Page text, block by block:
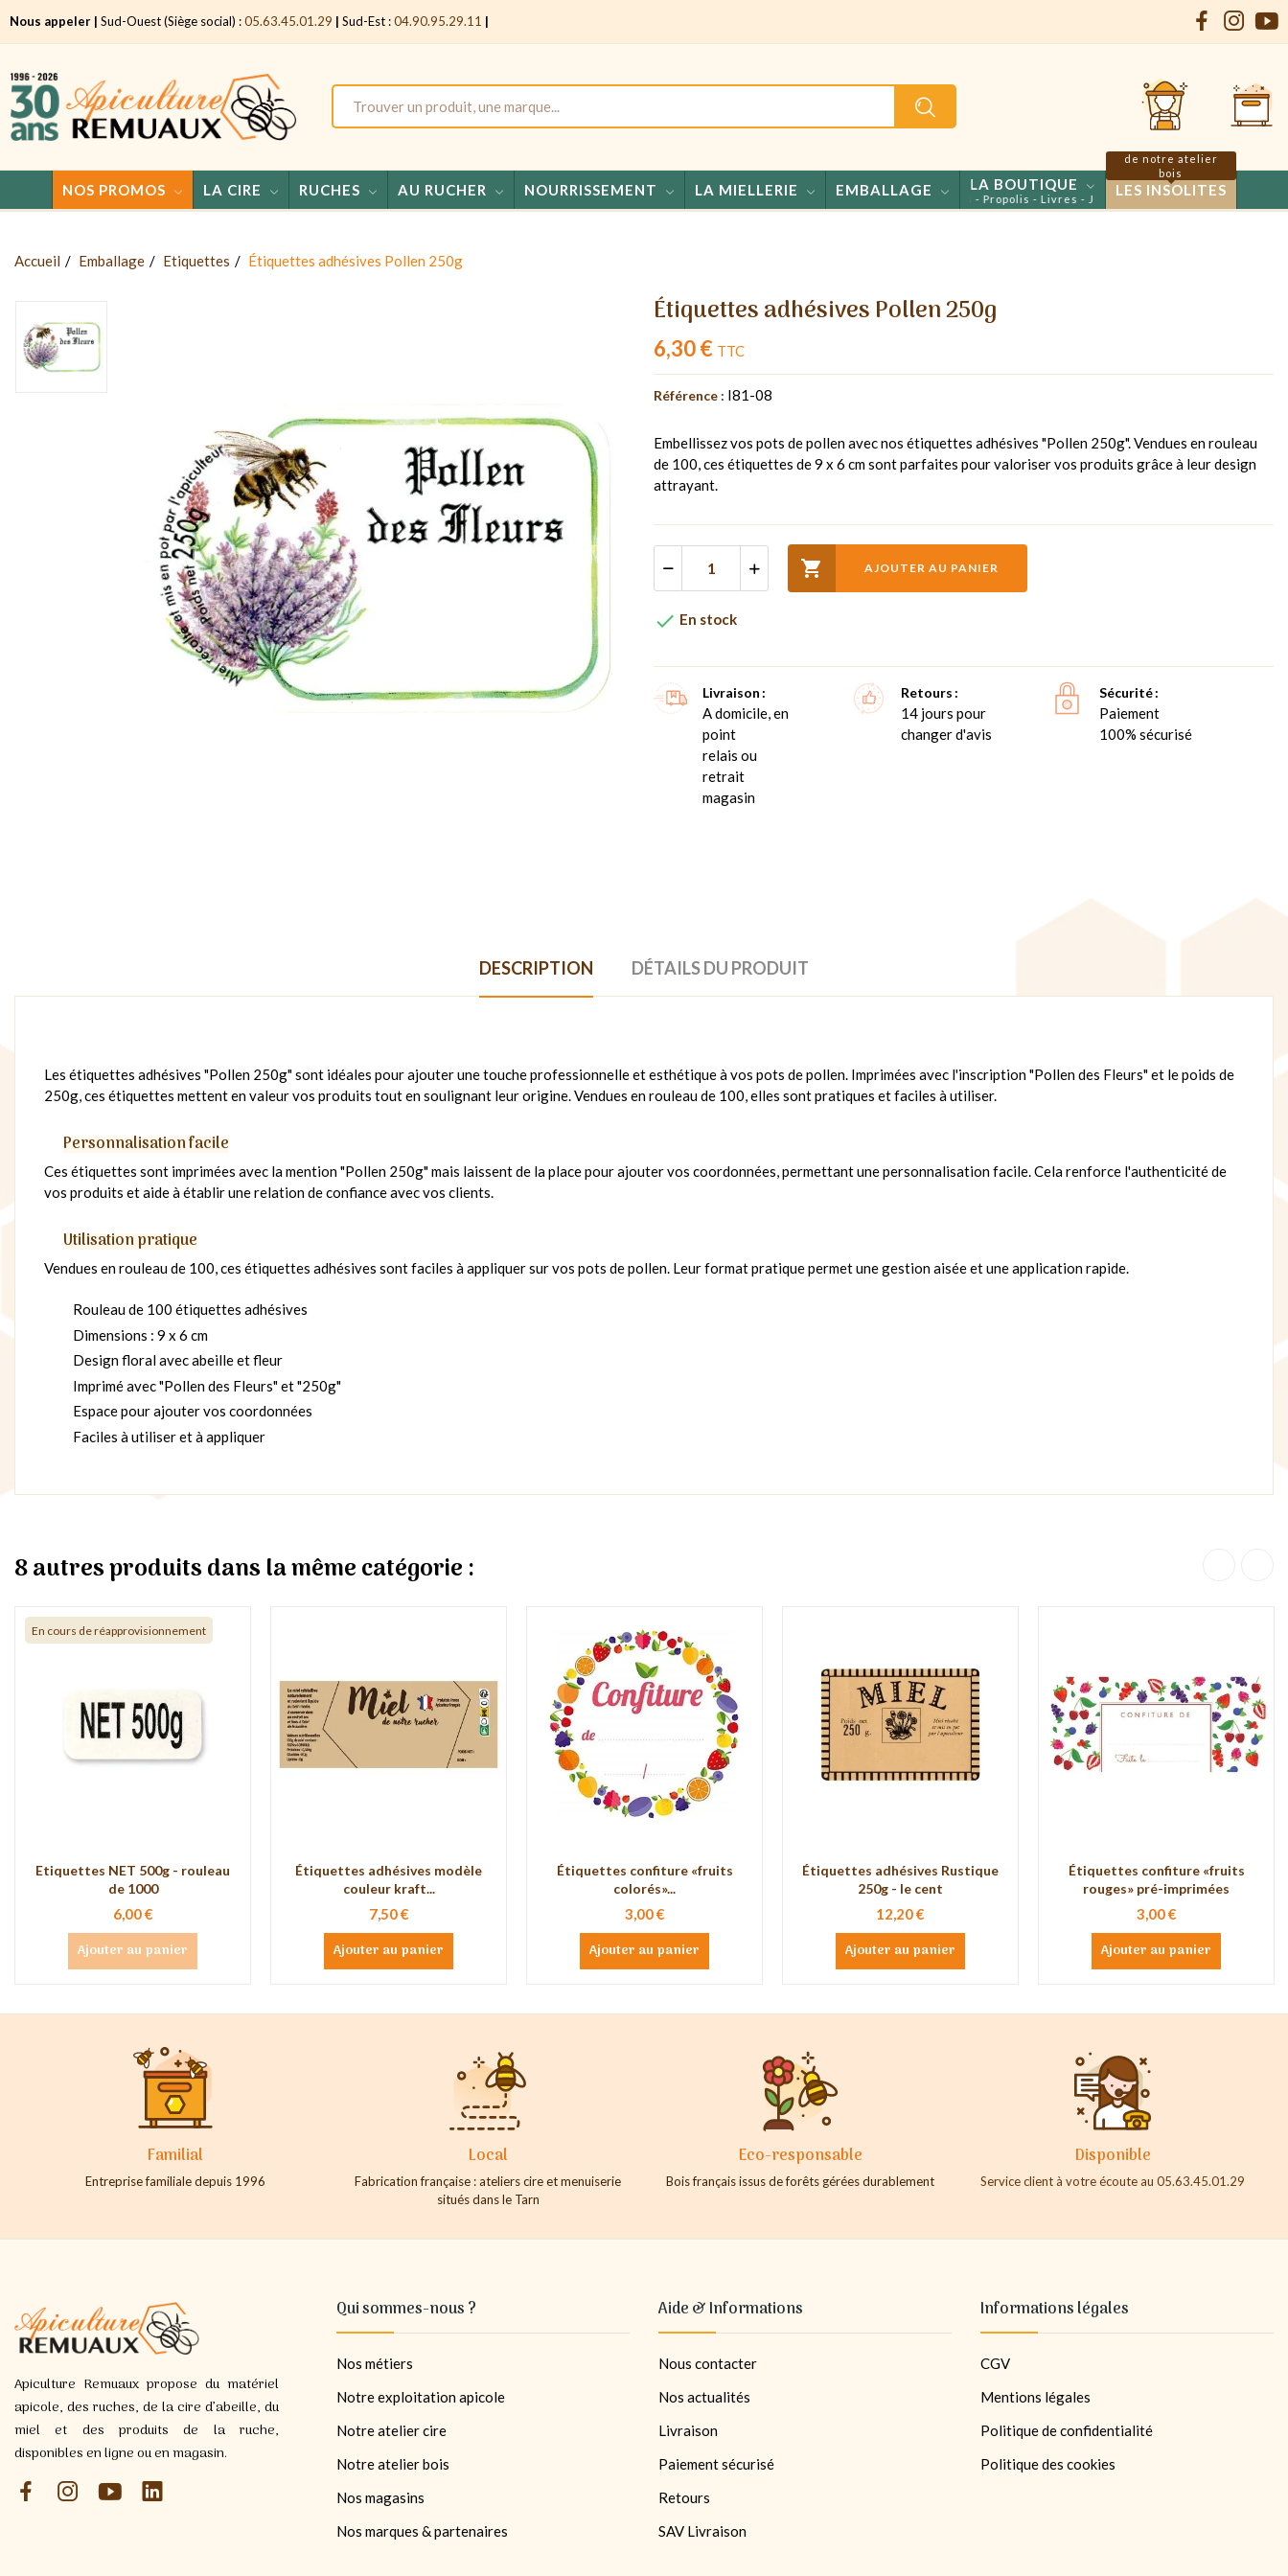
Nous appeler | Sud-Ouest (Siège social) :05.63.45.01.29 | Sud-Est :04.90.95.29.11 |
NOS PROMOS LA CIRE RUCHES AU RUCHER NOURRISSEMENT LA MIELLERIE EMBALLAGE LA BOUTIQUE
Miels - Confiseries - Propolis - Livres - Jeux
LES INSOLITES
de notre atelier
bois
Accueil Emballage Etiquettes Étiquettes adhésives Pollen 250g
Étiquettes adhésives Pollen 250g
6,30 € TTC
Référence : I81-08
Embellissez vos pots de pollen avec nos étiquettes adhésives "Pollen 250g". Vendues en rouleau
de 100, ces étiquettes de 9 x 6 cm sont parfaites pour valoriser vos produits grâce à leur design
attrayant.
 AJOUTER AU PANIER
 En stock
Livraison
A domicile, en
point
relais ou
retrait
magasin
Retours
14 jours pour
changer d'avis
Sécurité
Paiement
100% sécurisé
DESCRIPTION DÉTAILS DU PRODUIT
Les étiquettes adhésives "Pollen 250g" sont idéales pour ajouter une touche professionnelle et esthétique à vos pots de pollen. Imprimées avec l'inscription "Pollen des Fleurs" et le poids de
250g, ces étiquettes mettent en valeur vos produits tout en soulignant leur origine. Vendues en rouleau de 100, elles sont pratiques et faciles à utiliser.
Personnalisation facile
Ces étiquettes sont imprimées avec la mention "Pollen 250g" mais laissent de la place pour ajouter vos coordonnées, permettant une personnalisation facile. Cela renforce l'authenticité de
vos produits et aide à établir une relation de confiance avec vos clients.
Utilisation pratique
Vendues en rouleau de 100, ces étiquettes adhésives sont faciles à appliquer sur vos pots de pollen. Leur format pratique permet une gestion aisée et une application rapide.
Rouleau de 100 étiquettes adhésives
Dimensions : 9 x 6 cm
Design floral avec abeille et fleur
Imprimé avec "Pollen des Fleurs" et "250g"
Espace pour ajouter vos coordonnées
Faciles à utiliser et à appliquer
8 autres produits dans la même catégorie :
En cours de réapprovisionnement
Etiquettes NET 500g - rouleau
de 1000
6,00 €
Ajouter au panier
Étiquettes adhésives modèle
couleur kraft...
7,50 €
Ajouter au panier
Étiquettes confiture «fruits
colorés»...
3,00 €
Ajouter au panier
Étiquettes adhésives Rustique
250g - le cent
12,20 €
Ajouter au panier
Étiquettes confiture «fruits
rouges» pré-imprimées
3,00 €
Ajouter au panier
Familial
Entreprise familiale depuis 1996
Local
Fabrication française : ateliers cire et menuiserie
situés dans le Tarn
Eco-responsable
Bois français issus de forêts gérées durablement
Disponible
Service client à votre écoute au 05.63.45.01.29
Apiculture Remuaux propose du matériel
apicole, des ruches, de la cire d’abeille, du
miel et des produits de la ruche,
disponibles en ligne ou en magasin.
Qui sommes-nous ?
Nos métiers
Notre exploitation apicole
Notre atelier cire
Notre atelier bois
Nos magasins
Nos marques & partenaires
Aide & Informations
Nous contacter
Nos actualités
Livraison
Paiement sécurisé
Retours
SAV Livraison
Informations légales
CGV
Mentions légales
Politique de confidentialité
Politique des cookies